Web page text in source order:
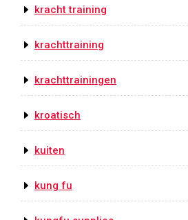
kracht training
krachttraining
krachttrainingen
kroatisch
kuiten
kung fu